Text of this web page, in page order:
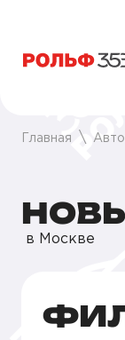
Главная
в Москве